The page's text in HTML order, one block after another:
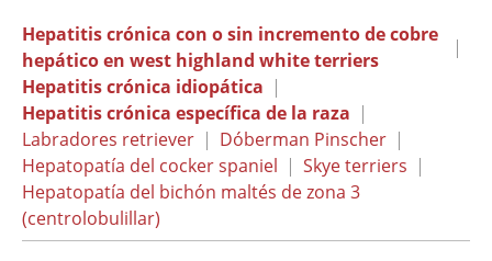
Hepatitis crónica con o sin incremento de cobre
hepático en west highland white terriers
|
Hepatitis crónica idiopática |
Hepatitis crónica específica de la raza |
Labradores retriever | Dóberman Pinscher |
Hepatopatía del cocker spaniel | Skye terriers |
Hepatopatía del bichón maltés de zona 3
(centrolobulillar)